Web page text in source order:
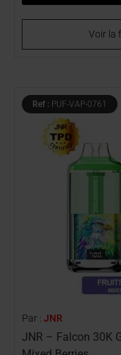
Voir la
Ref : PUF-VAP-0761
Par : JNR
JNR – Falcon 30K